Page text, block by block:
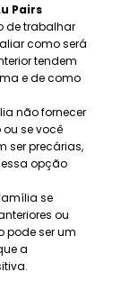
Pairs
de trabalhar
como será
tendem
e de como
não fornecer
se você
ser precárias,
opção
se
ou
pode ser um
a